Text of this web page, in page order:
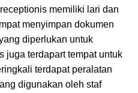
memiliki lari dan
menyimpan dokumen
diperlukan untuk
juga terdapart tempat untuk
terdapat peralatan
digunakan oleh staf